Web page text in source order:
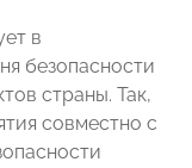
в
безопасности
страны. Так,
совместно с